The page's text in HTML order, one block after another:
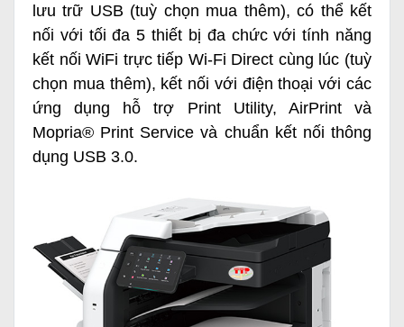
lưu trữ USB (tuỳ chọn mua thêm), có thể kết
nối với tối đa 5 thiết bị đa chức với tính năng
kết nối WiFi trực tiếp Wi-Fi Direct cùng lúc (tuỳ
chọn mua thêm), kết nối với điện thoại với các
ứng dụng hỗ trợ Print Utility, AirPrint và
Mopria® Print Service và chuẩn kết nối thông
dụng USB 3.0.